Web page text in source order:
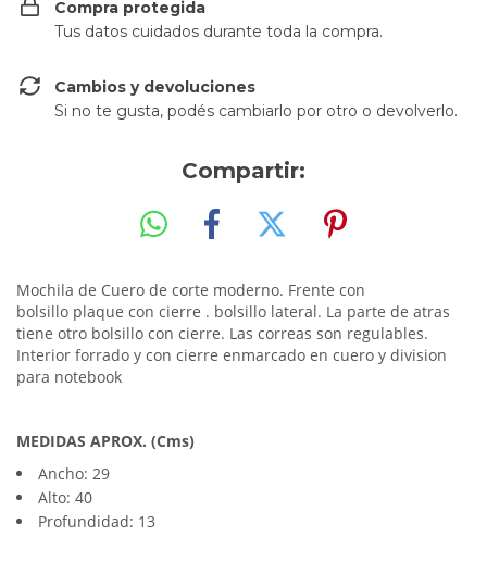
Compra protegida
Tus datos cuidados durante toda la compra.
Cambios y devoluciones
Si no te gusta, podés cambiarlo por otro o devolverlo.
Compartir:
Mochila de Cuero de corte moderno. Frente con
bolsillo plaque con cierre . bolsillo lateral. La parte de atras
tiene otro bolsillo con cierre. Las correas son regulables.
Interior forrado y con cierre enmarcado en cuero y division
para notebook
MEDIDAS APROX. (Cms)
Ancho: 29
Alto: 40
Profundidad: 13